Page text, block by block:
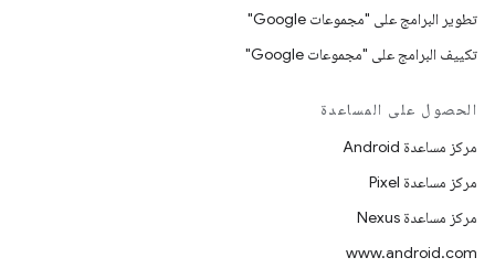
تطوير البرامج على "مجموعات Google"
تكييف البرامج على "مجموعات Google"
الحصول على المساعدة
مركز مساعدة Android
مركز مساعدة Pixel
مركز مساعدة Nexus
www.android.com